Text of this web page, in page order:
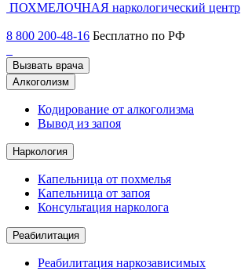
ПОХМЕЛОЧНАЯ наркологический центр
8 800 200-48-16 Бесплатно по РФ
Вызвать врача
Алкоголизм
Кодирование от алкоголизма
Вывод из запоя
Наркология
Капельница от похмелья
Капельница от запоя
Консультация нарколога
Реабилитация
Реабилитация наркозависимых